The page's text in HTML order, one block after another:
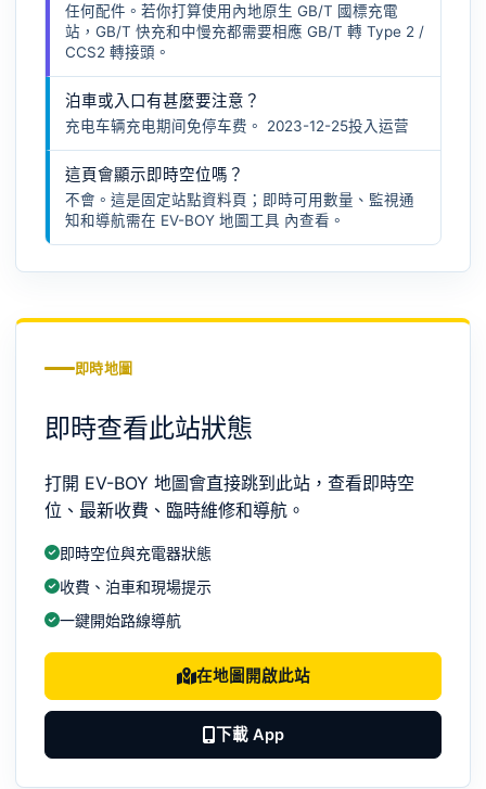
任何配件。若你打算使用內地原生 GB/T 國標充電
站，GB/T 快充和中慢充都需要相應 GB/T 轉 Type 2 /
CCS2 轉接頭 。
泊車或入口有甚麼要注意？
充电车辆充电期间免停车费。 2023-12-25投入运营
這頁會顯示即時空位嗎？
不會。這是固定站點資料頁；即時可用數量、監視通
知和導航需在 EV-BOY 地圖工具 內查看。
即時地圖
即時查看此站狀態
打開 EV-BOY 地圖會直接跳到此站，查看即時空
位、最新收費、臨時維修和導航。
即時空位與充電器狀態
收費、泊車和現場提示
一鍵開始路線導航
在地圖開啟此站
下載 App